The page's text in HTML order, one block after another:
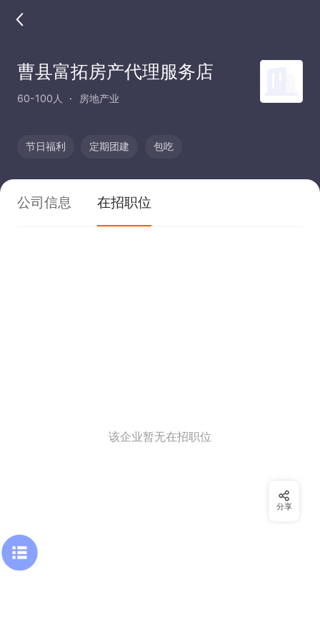
曹县富拓房产代理服务店
60-100人 房地产业
节日福利 定期团建 包吃
公司信息 在招职位
该企业暂无在招职位
分享